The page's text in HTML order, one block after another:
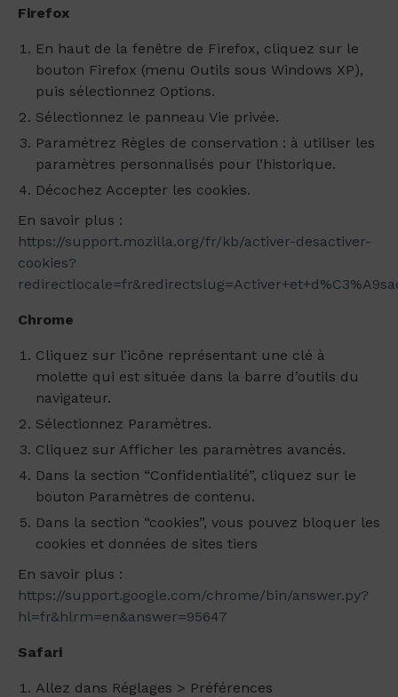
Firefox
En haut de la fenêtre de Firefox, cliquez sur le
bouton Firefox (menu Outils sous Windows XP),
puis sélectionnez Options.
Sélectionnez le panneau Vie privée.
Paramétrez Règles de conservation : à utiliser les
paramètres personnalisés pour l’historique.
Décochez Accepter les cookies.
En savoir plus :
https://support.mozilla.org/fr/kb/activer-desactiver-
cookies?
Chrome
Cliquez sur l’icône représentant une clé à
molette qui est située dans la barre d’outils du
navigateur.
Sélectionnez Paramètres.
Cliquez sur Afficher les paramètres avancés.
Dans la section “Confidentialité”, cliquez sur le
bouton Paramètres de contenu.
Dans la section “cookies”, vous pouvez bloquer les
cookies et données de sites tiers
En savoir plus :
https://support.google.com/chrome/bin/answer.py?
hl=fr&hlrm=en&answer=95647
Safari
Allez dans Réglages > Préférences